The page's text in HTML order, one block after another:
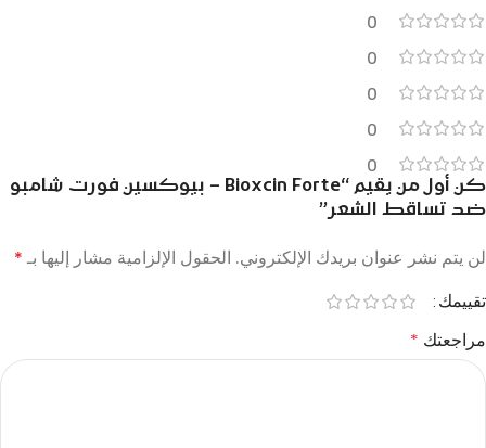
0
0
0
0
0
كن أول من يقيم “Bioxcin Forte – بيوكسين فورت شامبو
ضد تساقط الشعر”
لن يتم نشر عنوان بريدك الإلكتروني. الحقول الإلزامية مشار إليها بـ *
تقييمك
مراجعتك *